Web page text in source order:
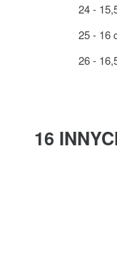
24 -
25 - 16
26 -
16